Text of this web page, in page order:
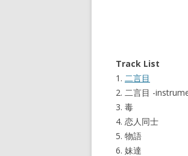
Track List
1. 二言目
2. 二言目 -
3. 毒
4. 恋人同士
5. 物語
6. 妹達